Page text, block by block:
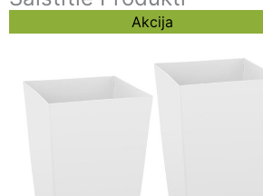
Akcija
Original
price
154,76 €.
price
136,61 €.